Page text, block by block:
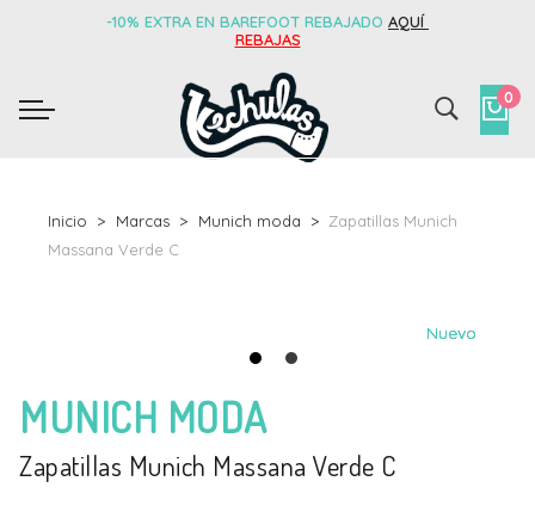
-10% EXTRA EN BAREFOOT REBAJADO AQUÍ
REBAJAS
0
Inicio Marcas Munich moda
Zapatillas Munich
Massana Verde C
Nuevo
Nuevo
Nuevo
MUNICH MODA
Zapatillas Munich Massana Verde C